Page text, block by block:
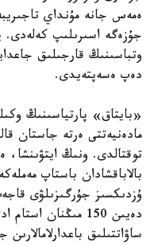
ەمەس جانە مۇنداي
جۇزەگە اسىرىلىپ كەلەدى.
وتباسىنىڭ قارجىلىق
دەپ ەسەپتەيدى.
«بايتاق» پارتياسىنىڭ
مادەنيەتتى ەرتە جاستان
توقتالدى. ونىڭ ايتۋىنشا،
بالاباقشادان باستاپ
ۇزدىكسىز جۇرگىزىلۋى
دەيىن 150 مىڭنان
ساۋاتتىلىق